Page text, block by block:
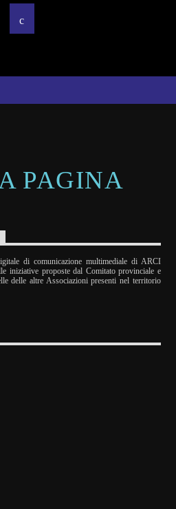
di comunicazione multimediale di ARCI
iniziative proposte dal Comitato provinciale e
delle altre Associazioni presenti nel territorio